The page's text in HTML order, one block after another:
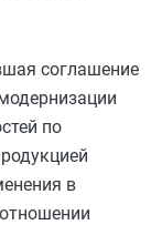
соглашение
по
в